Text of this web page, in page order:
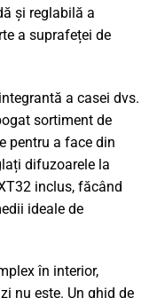
și reglabilă a
a suprafeței de
a casei dvs.
sortiment de
pentru a face din
difuzoarele la
inclus, făcând
ideale de
în interior,
nu este. Un ghid de